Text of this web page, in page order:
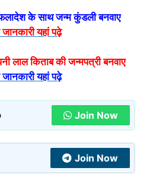
के साथ जन्म कुंडली बनवाए
जानकारी यहां पढ़े
लाल किताब की जन्मपत्री बनवाए
जानकारी यहां पढ़े
Join Now
Join Now